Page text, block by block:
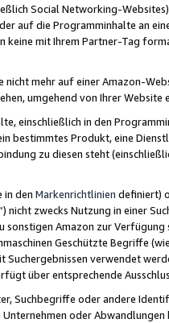
Social Networking-
auf die Programminhalte an
keine mit Ihrem Partner-Tag
nicht mehr auf einer Amazon-
umgehend von Ihrer
einschließlich in den
bestimmtes Produkt, eine
zu diesen steht
in den Markenrichtlinien definiert)
nicht zwecks Nutzung in einer
sonstigen Amazon zur
Geschützte Begriffe
Suchergebnissen verwendet
über entsprechende
Suchbegriffe oder andere
oder